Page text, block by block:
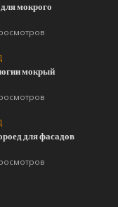
мокрого
мокрый
для фасадов